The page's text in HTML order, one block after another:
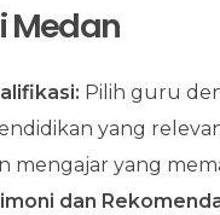
Medan
Pilih guru
yang
mengajar yang
dan